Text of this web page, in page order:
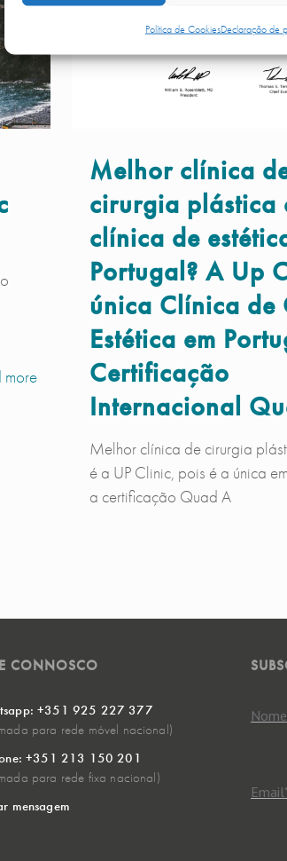
Política de CookiesDeclaração de
more
Melhor clínica
cirurgia plástica
clínica de
Portugal? A Up
única Clínica de
Estética em
Certificação
Internacional
Melhor clínica de cirurgia
é a UP Clinic, pois é a única
a certificação Quad A
CONNOSCO
+351 925 227 377
para rede móvel nacional)
+351 213 150 201
para rede fixa nacional)
mensagem
Nome
Email